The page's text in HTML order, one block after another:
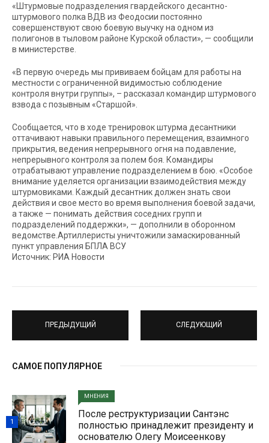
«Штурмовые подразделения гвардейского десантно-
штурмового полка ВДВ из Феодосии постоянно
совершенствуют свою боевую выучку на одном из
полигонов в тыловом районе Курской области», — сообщили
в министерстве.
«В первую очередь мы прививаем бойцам для работы на
местности с ограниченной видимостью соблюдение
контроля внутри группы», – рассказал командир штурмового
взвода с позывным «Старшой».
Сообщается, что в ходе тренировок штурма десантники
оттачивают навыки правильного перемещения, взаимного
прикрытия, ведения непрерывного огня на подавление,
непрерывного контроля за полем боя. Командиры
отрабатывают управление подразделением в бою. «Особое
внимание уделяется организации взаимодействия между
штурмовиками. Каждый десантник должен знать свои
действия и свое место во время выполнения боевой задачи,
а также — понимать действия соседних групп и
подразделений поддержки», — дополнили в оборонном
ведомстве.Артиллеристы уничтожили замаскированный
пункт управления БПЛА ВСУ
Источник: РИА Новости
ПРЕДЫДУЩИЙ СЛЕДУЮЩИЙ
САМОЕ ПОПУЛЯРНОЕ
МНЕНИЯ
После реструктуризации Сантэнс
полностью принадлежит президенту и
основателю Олегу Моисеенкову
1